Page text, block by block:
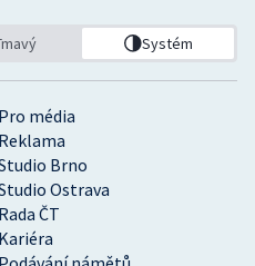
Pro média
Reklama
Brno
Ostrava
Rada ČT
Kariéra
Systém